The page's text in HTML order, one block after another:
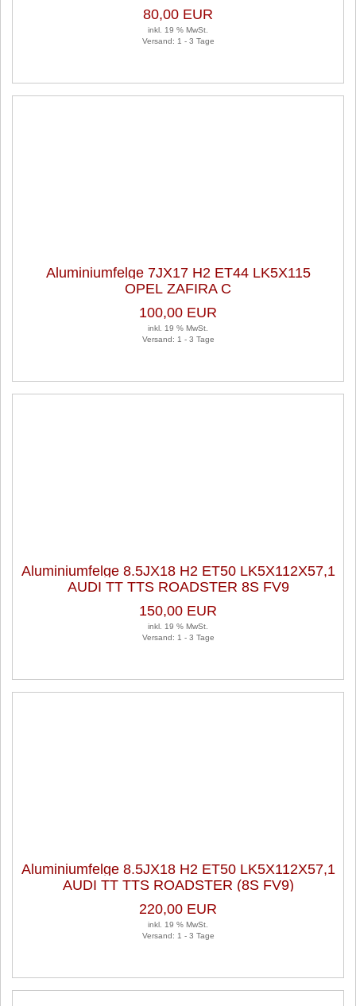
80,00 EUR
inkl. 19 % MwSt.
Versand: 1 - 3 Tage
Aluminiumfelge 7JX17 H2 ET44 LK5X115
OPEL ZAFIRA C
100,00 EUR
inkl. 19 % MwSt.
Versand: 1 - 3 Tage
Aluminiumfelge 8.5JX18 H2 ET50 LK5X112X57,1
AUDI TT TTS ROADSTER 8S FV9
150,00 EUR
inkl. 19 % MwSt.
Versand: 1 - 3 Tage
Aluminiumfelge 8.5JX18 H2 ET50 LK5X112X57,1
AUDI TT TTS ROADSTER (8S FV9)
220,00 EUR
inkl. 19 % MwSt.
Versand: 1 - 3 Tage